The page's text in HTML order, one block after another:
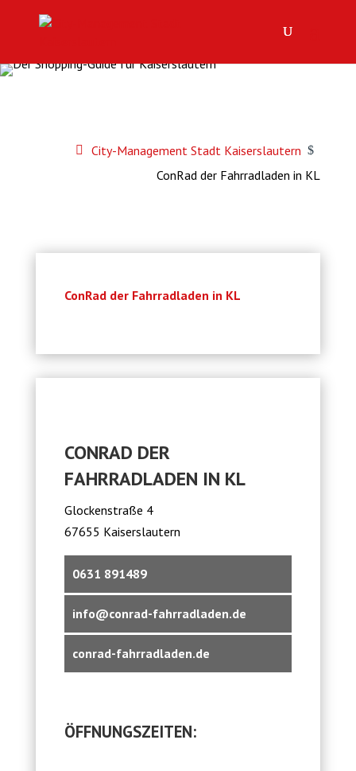
City-Management Stadt Kaiserslautern $
ConRad der Fahrradladen in KL
ConRad der Fahrradladen in KL
CONRAD DER
FAHRRADLADEN IN KL
Glockenstraße 4
67655 Kaiserslautern
0631 891489
info@conrad-fahrradladen.de
conrad-fahrradladen.de
ÖFFNUNGSZEITEN: